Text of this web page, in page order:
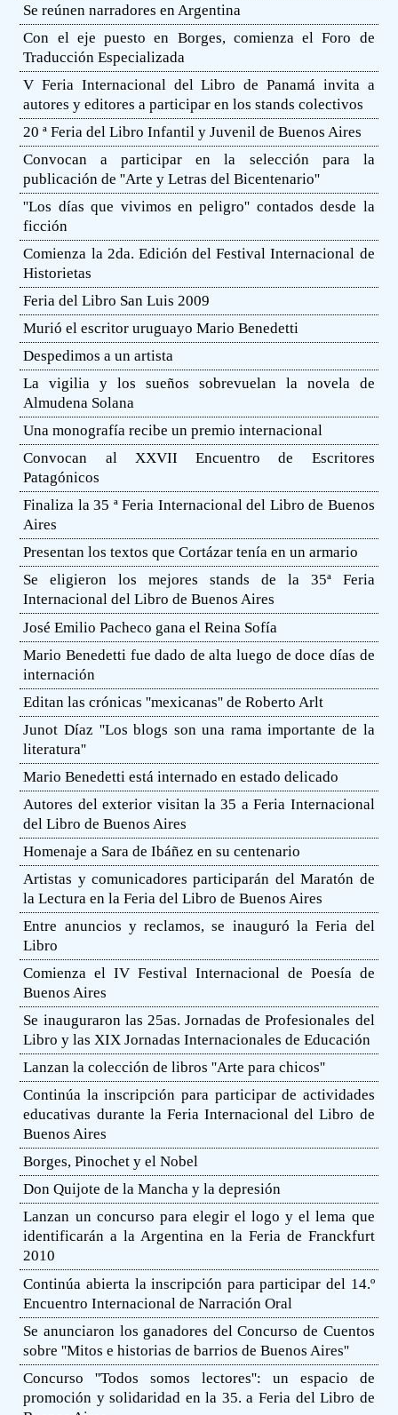
Se reúnen narradores en Argentina
Con el eje puesto en Borges, comienza el Foro de
Traducción Especializada
V Feria Internacional del Libro de Panamá invita a
autores y editores a participar en los stands colectivos
20 ª Feria del Libro Infantil y Juvenil de Buenos Aires
Convocan a participar en la selección para la
publicación de ''Arte y Letras del Bicentenario''
''Los días que vivimos en peligro'' contados desde la
ficción
Comienza la 2da. Edición del Festival Internacional de
Historietas
Feria del Libro San Luis 2009
Murió el escritor uruguayo Mario Benedetti
Despedimos a un artista
La vigilia y los sueños sobrevuelan la novela de
Almudena Solana
Una monografía recibe un premio internacional
Convocan al XXVII Encuentro de Escritores
Patagónicos
Finaliza la 35 ª Feria Internacional del Libro de Buenos
Aires
Presentan los textos que Cortázar tenía en un armario
Se eligieron los mejores stands de la 35ª Feria
Internacional del Libro de Buenos Aires
José Emilio Pacheco gana el Reina Sofía
Mario Benedetti fue dado de alta luego de doce días de
internación
Editan las crónicas ''mexicanas'' de Roberto Arlt
Junot Díaz ''Los blogs son una rama importante de la
literatura''
Mario Benedetti está internado en estado delicado
Autores del exterior visitan la 35 a Feria Internacional
del Libro de Buenos Aires
Homenaje a Sara de Ibáñez en su centenario
Artistas y comunicadores participarán del Maratón de
la Lectura en la Feria del Libro de Buenos Aires
Entre anuncios y reclamos, se inauguró la Feria del
Libro
Comienza el IV Festival Internacional de Poesía de
Buenos Aires
Se inauguraron las 25as. Jornadas de Profesionales del
Libro y las XIX Jornadas Internacionales de Educación
Lanzan la colección de libros ''Arte para chicos''
Continúa la inscripción para participar de actividades
educativas durante la Feria Internacional del Libro de
Buenos Aires
Borges, Pinochet y el Nobel
Don Quijote de la Mancha y la depresión
Lanzan un concurso para elegir el logo y el lema que
identificarán a la Argentina en la Feria de Franckfurt
2010
Continúa abierta la inscripción para participar del 14.º
Encuentro Internacional de Narración Oral
Se anunciaron los ganadores del Concurso de Cuentos
sobre ''Mitos e historias de barrios de Buenos Aires''
Concurso ''Todos somos lectores'': un espacio de
promoción y solidaridad en la 35. a Feria del Libro de